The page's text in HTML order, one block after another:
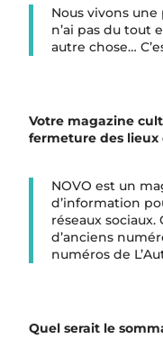
Nous vivons
n’ai pas du tout
autre chose…
Votre magazine
fermeture des lieux
NOVO est un
d’information
réseaux
d’anciens
numéros de
Quel serait le